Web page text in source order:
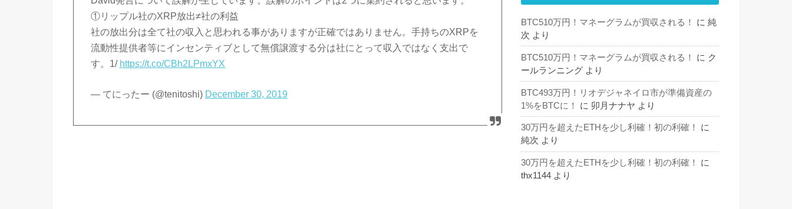
①リップル社のXRP放出≠社の利益
社の放出分は全て社の収入と思われる事がありますが正確ではありません。手持ちのXRPを
流動性提供者等にインセンティブとして無償譲渡する分は社にとって収入ではなく支出で
す。1/ https://t.co/CBh2LPmxYX
— てにったー (@tenitoshi) December 30, 2019
BTC510万円！マネーグラムが買収される！ に 純
次 より
BTC510万円！マネーグラムが買収される！ に ク
ールランニング より
BTC493万円！リオデジャネイロ市が準備資産の
1%をBTCに！
に 卯月ナナヤ より
30万円を超えたETHを少し利確！初の利確！
に
純次 より
30万円を超えたETHを少し利確！初の利確！
に
thx1144 より